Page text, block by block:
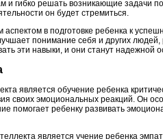
и гибко решать возникающие задачи
он будет стремиться.
в подготовке ребенка к
понимание себя и других людей,
эти навыки, и они станут надежной
является обучение ребенка
своих эмоциональных реакций. Он
ребенку развивать
является учение ребенка